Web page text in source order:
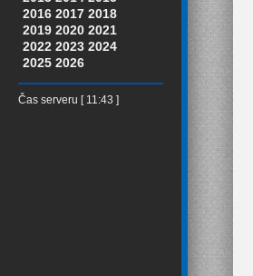
2016 2017 2018
2019 2020 2021
2022 2023 2024
2025 2026
Čas serveru [ 11:43 ]